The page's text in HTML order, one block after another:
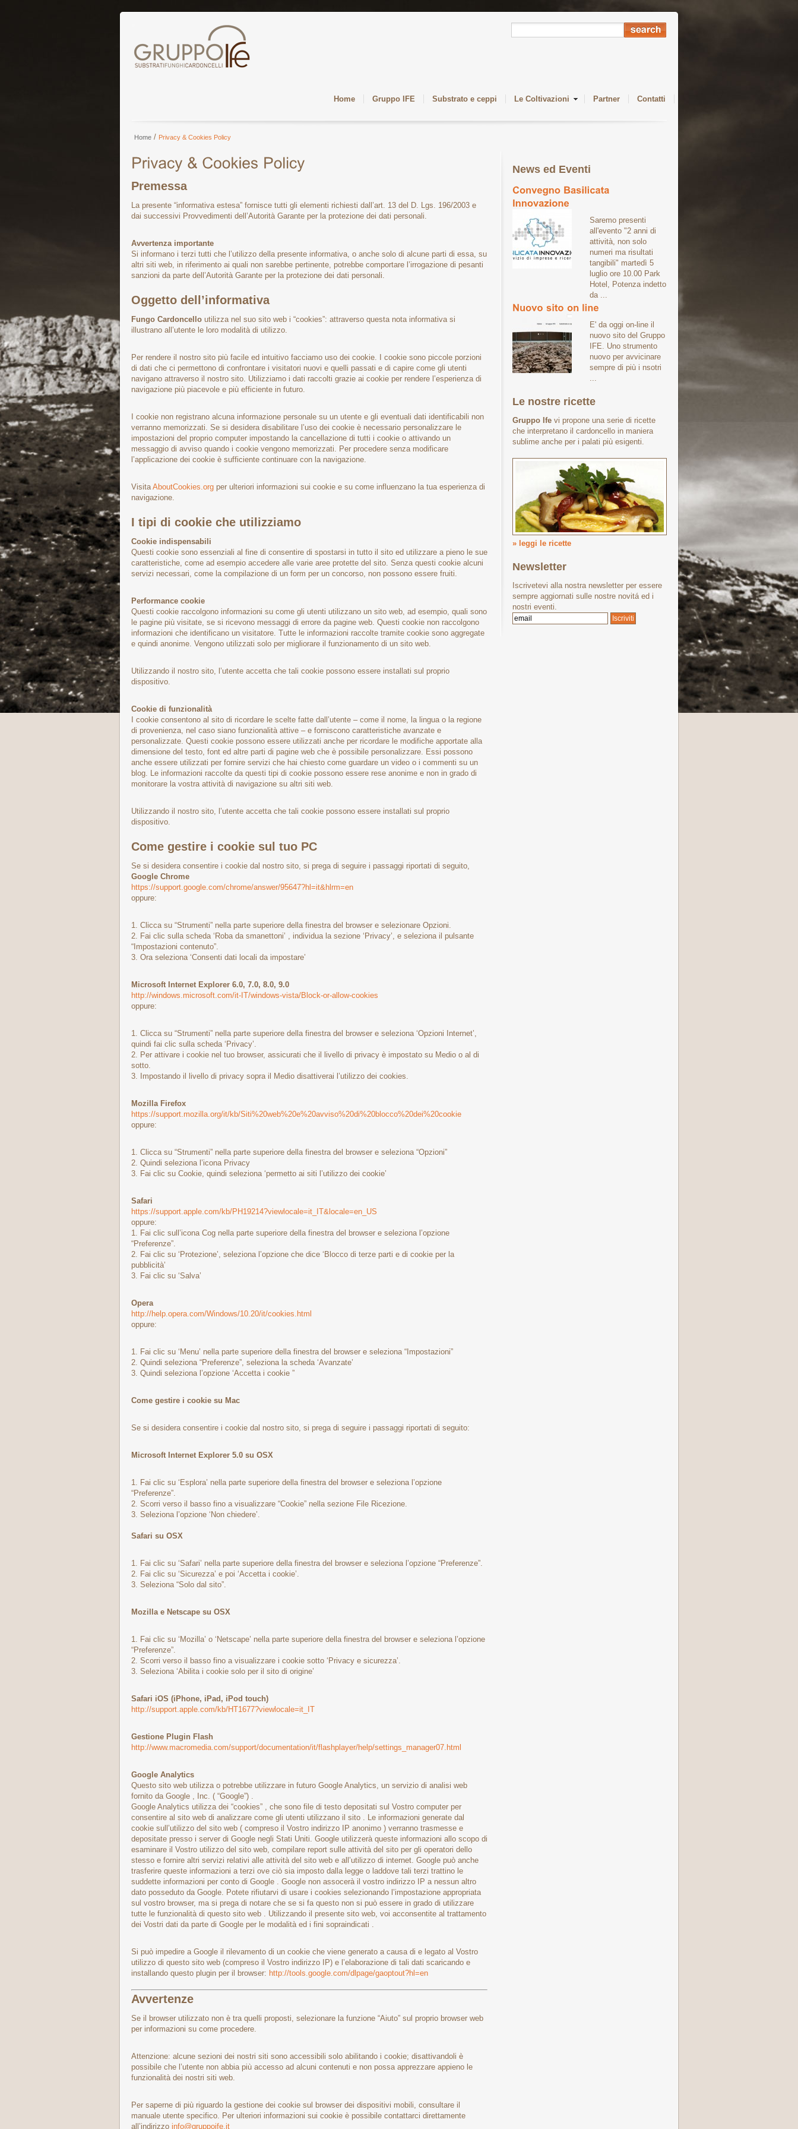
Home Gruppo IFE Substrato e ceppi Le Coltivazioni Partner Contatti
Home / Privacy & Cookies Policy
Premessa
La presente “informativa estesa” fornisce tutti gli elementi richiesti dall’art. 13 del D. Lgs. 196/2003 e
dai successivi Provvedimenti dell’Autorità Garante per la protezione dei dati personali.
Avvertenza importante
Si informano i terzi tutti che l’utilizzo della presente informativa, o anche solo di alcune parti di essa, su
altri siti web, in riferimento ai quali non sarebbe pertinente, potrebbe comportare l’irrogazione di pesanti
sanzioni da parte dell’Autorità Garante per la protezione dei dati personali.
Oggetto dell’informativa
Fungo Cardoncello utilizza nel suo sito web i “cookies”: attraverso questa nota informativa si
illustrano all’utente le loro modalità di utilizzo.
Per rendere il nostro sito più facile ed intuitivo facciamo uso dei cookie. I cookie sono piccole porzioni
di dati che ci permettono di confrontare i visitatori nuovi e quelli passati e di capire come gli utenti
navigano attraverso il nostro sito. Utilizziamo i dati raccolti grazie ai cookie per rendere l’esperienza di
navigazione più piacevole e più efficiente in futuro.
I cookie non registrano alcuna informazione personale su un utente e gli eventuali dati identificabili non
verranno memorizzati. Se si desidera disabilitare l’uso dei cookie è necessario personalizzare le
impostazioni del proprio computer impostando la cancellazione di tutti i cookie o attivando un
messaggio di avviso quando i cookie vengono memorizzati. Per procedere senza modificare
l’applicazione dei cookie è sufficiente continuare con la navigazione.
VisitaAboutCookies.org per ulteriori informazioni sui cookie e su come influenzano la tua esperienza di
navigazione.
I tipi di cookie che utilizziamo
Cookie indispensabili
Questi cookie sono essenziali al fine di consentire di spostarsi in tutto il sito ed utilizzare a pieno le sue
caratteristiche, come ad esempio accedere alle varie aree protette del sito. Senza questi cookie alcuni
servizi necessari, come la compilazione di un form per un concorso, non possono essere fruiti.
Performance cookie
Questi cookie raccolgono informazioni su come gli utenti utilizzano un sito web, ad esempio, quali sono
le pagine più visitate, se si ricevono messaggi di errore da pagine web. Questi cookie non raccolgono
informazioni che identificano un visitatore. Tutte le informazioni raccolte tramite cookie sono aggregate
e quindi anonime. Vengono utilizzati solo per migliorare il funzionamento di un sito web.
Utilizzando il nostro sito, l’utente accetta che tali cookie possono essere installati sul proprio
dispositivo.
Cookie di funzionalità
I cookie consentono al sito di ricordare le scelte fatte dall’utente – come il nome, la lingua o la regione
di provenienza, nel caso siano funzionalità attive – e forniscono caratteristiche avanzate e
personalizzate. Questi cookie possono essere utilizzati anche per ricordare le modifiche apportate alla
dimensione del testo, font ed altre parti di pagine web che è possibile personalizzare. Essi possono
anche essere utilizzati per fornire servizi che hai chiesto come guardare un video o i commenti su un
blog. Le informazioni raccolte da questi tipi di cookie possono essere rese anonime e non in grado di
monitorare la vostra attività di navigazione su altri siti web.
Utilizzando il nostro sito, l’utente accetta che tali cookie possono essere installati sul proprio
dispositivo.
Come gestire i cookie sul tuo PC
Se si desidera consentire i cookie dal nostro sito, si prega di seguire i passaggi riportati di seguito,
Google Chrome
https://support.google.com/chrome/answer/95647?hl=it&hlrm=en
oppure:
1. Clicca su “Strumenti” nella parte superiore della finestra del browser e selezionare Opzioni.
2. Fai clic sulla scheda ‘Roba da smanettoni’ , individua la sezione ‘Privacy’, e seleziona il pulsante
“Impostazioni contenuto”.
3. Ora seleziona ‘Consenti dati locali da impostare’
Microsoft Internet Explorer 6.0, 7.0, 8.0, 9.0
http://windows.microsoft.com/it-IT/windows-vista/Block-or-allow-cookies
oppure:
1. Clicca su “Strumenti” nella parte superiore della finestra del browser e seleziona ‘Opzioni Internet’,
quindi fai clic sulla scheda ‘Privacy’.
2. Per attivare i cookie nel tuo browser, assicurati che il livello di privacy è impostato su Medio o al di
sotto.
3. Impostando il livello di privacy sopra il Medio disattiverai l’utilizzo dei cookies.
Mozilla Firefox
https://support.mozilla.org/it/kb/Siti%20web%20e%20avviso%20di%20blocco%20dei%20cookie
oppure:
1. Clicca su “Strumenti” nella parte superiore della finestra del browser e seleziona “Opzioni”
2. Quindi seleziona l’icona Privacy
3. Fai clic su Cookie, quindi seleziona ‘permetto ai siti l’utilizzo dei cookie’
Safari
https://support.apple.com/kb/PH19214?viewlocale=it_IT&locale=en_US
oppure:
1. Fai clic sull’icona Cog nella parte superiore della finestra del browser e seleziona l’opzione
“Preferenze”.
2. Fai clic su ‘Protezione’, seleziona l’opzione che dice ‘Blocco di terze parti e di cookie per la
pubblicità’
3. Fai clic su ‘Salva’
Opera
http://help.opera.com/Windows/10.20/it/cookies.html
oppure:
1. Fai clic su ‘Menu’ nella parte superiore della finestra del browser e seleziona “Impostazioni”
2. Quindi seleziona “Preferenze”, seleziona la scheda ‘Avanzate’
3. Quindi seleziona l’opzione ‘Accetta i cookie ”
Come gestire i cookie su Mac
Se si desidera consentire i cookie dal nostro sito, si prega di seguire i passaggi riportati di seguito:
Microsoft Internet Explorer 5.0 su OSX
1. Fai clic su ‘Esplora’ nella parte superiore della finestra del browser e seleziona l’opzione
“Preferenze”.
2. Scorri verso il basso fino a visualizzare “Cookie” nella sezione File Ricezione.
3. Seleziona l’opzione ‘Non chiedere’.
Safari su OSX
1. Fai clic su ‘Safari’ nella parte superiore della finestra del browser e seleziona l’opzione “Preferenze”.
2. Fai clic su ‘Sicurezza’ e poi ‘Accetta i cookie’.
3. Seleziona “Solo dal sito”.
Mozilla e Netscape su OSX
1. Fai clic su ‘Mozilla’ o ‘Netscape’ nella parte superiore della finestra del browser e seleziona l’opzione
“Preferenze”.
2. Scorri verso il basso fino a visualizzare i cookie sotto ‘Privacy e sicurezza’.
3. Seleziona ‘Abilita i cookie solo per il sito di origine’
Safari iOS (iPhone, iPad, iPod touch)
http://support.apple.com/kb/HT1677?viewlocale=it_IT
Gestione Plugin Flash
http://www.macromedia.com/support/documentation/it/flashplayer/help/settings_manager07.html
Google Analytics
Questo sito web utilizza o potrebbe utilizzare in futuro Google Analytics, un servizio di analisi web
fornito da Google , Inc. ( “Google”) .
Google Analytics utilizza dei “cookies” , che sono file di testo depositati sul Vostro computer per
consentire al sito web di analizzare come gli utenti utilizzano il sito . Le informazioni generate dal
cookie sull’utilizzo del sito web ( compreso il Vostro indirizzo IP anonimo ) verranno trasmesse e
depositate presso i server di Google negli Stati Uniti. Google utilizzerà queste informazioni allo scopo di
esaminare il Vostro utilizzo del sito web, compilare report sulle attività del sito per gli operatori dello
stesso e fornire altri servizi relativi alle attività del sito web e all’utilizzo di internet. Google può anche
trasferire queste informazioni a terzi ove ciò sia imposto dalla legge o laddove tali terzi trattino le
suddette informazioni per conto di Google . Google non assocerà il vostro indirizzo IP a nessun altro
dato posseduto da Google. Potete rifiutarvi di usare i cookies selezionando l’impostazione appropriata
sul vostro browser, ma si prega di notare che se si fa questo non si può essere in grado di utilizzare
tutte le funzionalità di questo sito web . Utilizzando il presente sito web, voi acconsentite al trattamento
dei Vostri dati da parte di Google per le modalità ed i fini sopraindicati .
Si può impedire a Google il rilevamento di un cookie che viene generato a causa di e legato al Vostro
utilizzo di questo sito web (compreso il Vostro indirizzo IP) e l’elaborazione di tali dati scaricando e
installando questo plugin per il browser: http://tools.google.com/dlpage/gaoptout?hl=en
Avvertenze
Se il browser utilizzato non è tra quelli proposti, selezionare la funzione “Aiuto” sul proprio browser web
per informazioni su come procedere.
Attenzione: alcune sezioni dei nostri siti sono accessibili solo abilitando i cookie; disattivandoli è
possibile che l’utente non abbia più accesso ad alcuni contenuti e non possa apprezzare appieno le
funzionalità dei nostri siti web.
Per saperne di più riguardo la gestione dei cookie sul browser dei dispositivi mobili, consultare il
manuale utente specifico. Per ulteriori informazioni sui cookie è possibile contattarci direttamente
all’indirizzo info@gruppoife.it
News ed Eventi
Saremo presenti
all'evento "2 anni di
attività, non solo
numeri ma risultati
tangibili" martedì 5
luglio ore 10.00 Park
Hotel, Potenza indetto
da ...
E' da oggi on-line il
nuovo sito del Gruppo
IFE. Uno strumento
nuovo per avvicinare
sempre di più i nsotri
...
Le nostre ricette
Gruppo Ife vi propone una serie di ricette
che interpretano il cardoncello in maniera
sublime anche per i palati più esigenti.
» leggi le ricette
Newsletter
Iscrivetevi alla nostra newsletter per essere
sempre aggiornati sulle nostre novitá ed i
nostri eventi.